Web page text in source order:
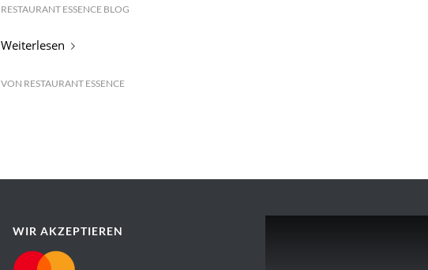
RESTAURANT ESSENCE BLOG
Weiterlesen
VON RESTAURANT ESSENCE
WIR AKZEPTIEREN